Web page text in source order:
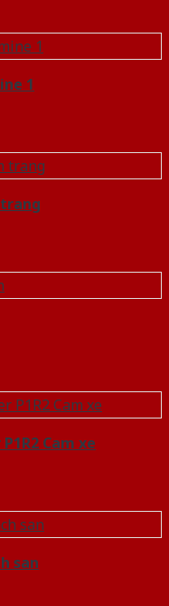
1
trang
Cam xe
san